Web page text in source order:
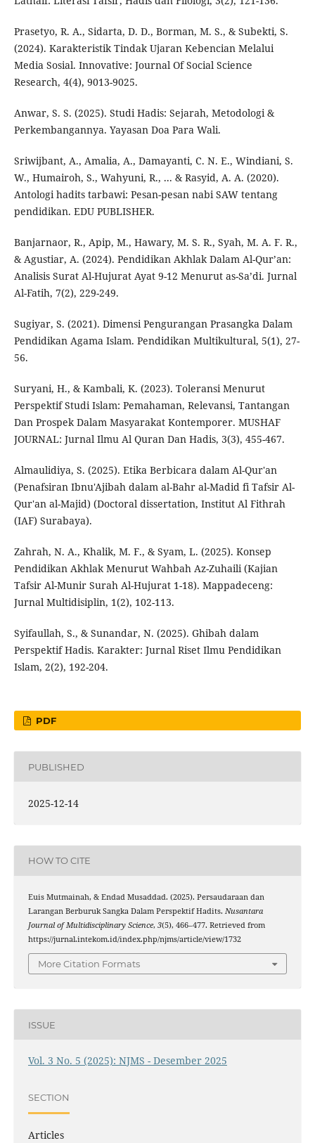
Prasetyo, R. A., Sidarta, D. D., Borman, M. S., & Subekti, S.
(2024). Karakteristik Tindak Ujaran Kebencian Melalui
Media Sosial. Innovative: Journal Of Social Science
Research, 4(4), 9013-9025.
Anwar, S. S. (2025). Studi Hadis: Sejarah, Metodologi &
Perkembangannya. Yayasan Doa Para Wali.
Sriwijbant, A., Amalia, A., Damayanti, C. N. E., Windiani, S.
W., Humairoh, S., Wahyuni, R., ... & Rasyid, A. A. (2020).
Antologi hadits tarbawi: Pesan-pesan nabi SAW tentang
pendidikan. EDU PUBLISHER.
Banjarnaor, R., Apip, M., Hawary, M. S. R., Syah, M. A. F. R.,
& Agustiar, A. (2024). Pendidikan Akhlak Dalam Al-Qur’an:
Analisis Surat Al-Hujurat Ayat 9-12 Menurut as-Sa’di. Jurnal
Al-Fatih, 7(2), 229-249.
Sugiyar, S. (2021). Dimensi Pengurangan Prasangka Dalam
Pendidikan Agama Islam. Pendidikan Multikultural, 5(1), 27-
56.
Suryani, H., & Kambali, K. (2023). Toleransi Menurut
Perspektif Studi Islam: Pemahaman, Relevansi, Tantangan
Dan Prospek Dalam Masyarakat Kontemporer. MUSHAF
JOURNAL: Jurnal Ilmu Al Quran Dan Hadis, 3(3), 455-467.
Almaulidiya, S. (2025). Etika Berbicara dalam Al-Qur'an
(Penafsiran Ibnu'Ajibah dalam al-Bahr al-Madid fi Tafsir Al-
Qur'an al-Majid) (Doctoral dissertation, Institut Al Fithrah
(IAF) Surabaya).
Zahrah, N. A., Khalik, M. F., & Syam, L. (2025). Konsep
Pendidikan Akhlak Menurut Wahbah Az-Zuhaili (Kajian
Tafsir Al-Munir Surah Al-Hujurat 1-18). Mappadeceng:
Jurnal Multidisiplin, 1(2), 102-113.
Syifaullah, S., & Sunandar, N. (2025). Ghibah dalam
Perspektif Hadis. Karakter: Jurnal Riset Ilmu Pendidikan
Islam, 2(2), 192-204.
PDF
PUBLISHED
2025-12-14
HOW TO CITE
Euis Mutmainah, & Endad Musaddad. (2025). Persaudaraan dan
Larangan Berburuk Sangka Dalam Perspektif Hadits. Nusantara
Journal of Multidisciplinary Science, 3(5), 466–477. Retrieved from
https://jurnal.intekom.id/index.php/njms/article/view/1732
More Citation Formats
ISSUE
Vol. 3 No. 5 (2025): NJMS - Desember 2025
SECTION
Articles